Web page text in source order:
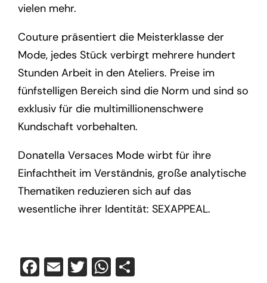
vielen mehr.
Couture präsentiert die Meisterklasse der
Mode, jedes Stück verbirgt mehrere hundert
Stunden Arbeit in den Ateliers. Preise im
fünfstelligen Bereich sind die Norm und sind so
exklusiv für die multimillionenschwere
Kundschaft vorbehalten.
Donatella Versaces Mode wirbt für ihre
Einfachtheit im Verständnis, große analytische
Thematiken reduzieren sich auf das
wesentliche ihrer Identität: SEXAPPEAL.
Facebook
EmailTwitterWhatsApp